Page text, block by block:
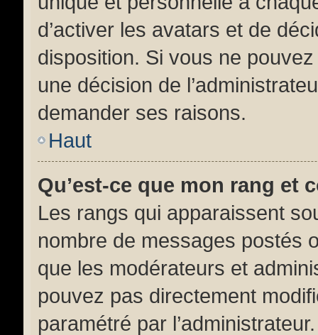
d’activer les avatars et de
disposition. Si vous ne
une décision de
demander ses raisons.
Haut
Qu’est-ce que mon rang et
Les rangs qui apparaissent
nombre de messages postés
que les modérateurs et
pouvez pas directement
paramétré par